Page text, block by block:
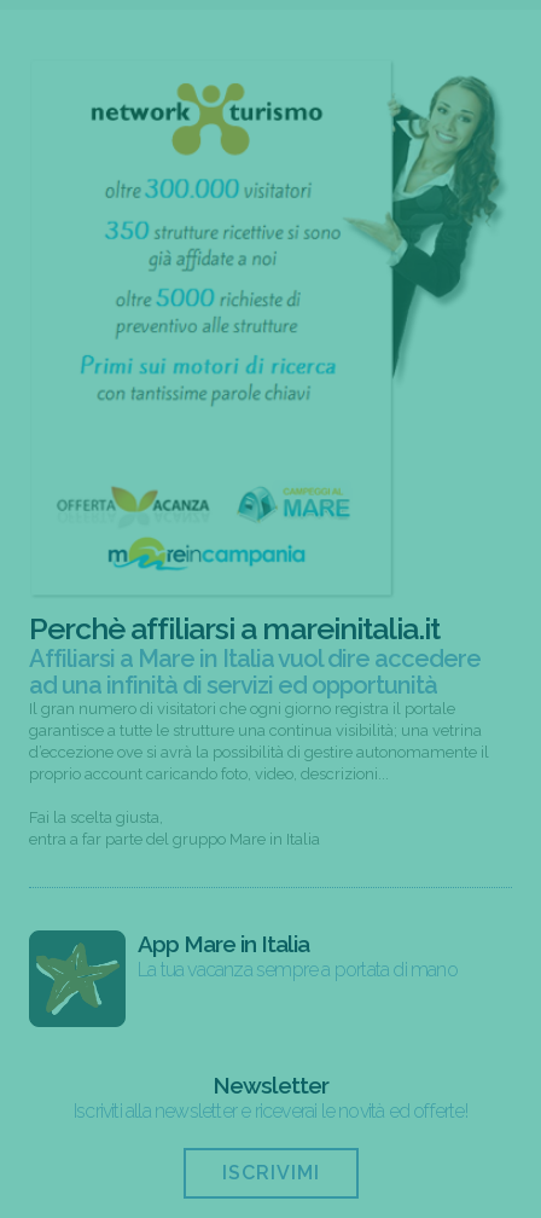
Perchè affiliarsi a mareinitalia.it
Affiliarsi a Mare in Italia vuol dire accedere
ad una infinità di servizi ed opportunità
Il gran numero di visitatori che ogni giorno registra il portale
garantisce a tutte le strutture una continua visibilità; una vetrina
d’eccezione ove si avrà la possibilità di gestire autonomamente il
proprio account caricando foto, video, descrizioni...
Fai la scelta giusta,
entra a far parte del gruppo Mare in Italia
App Mare in Italia
La tua vacanza sempre a portata di mano
Newsletter
Iscriviti alla newsletter e riceverai le novità ed offerte!
ISCRIVIMI